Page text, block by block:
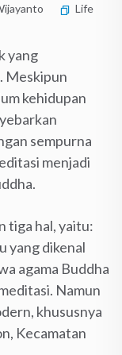
Life
yang
Meskipun
kehidupan
sempurna
menjadi
tiga hal, yaitu:
yang dikenal
agama Buddha
Namun
khususnya
Kecamatan